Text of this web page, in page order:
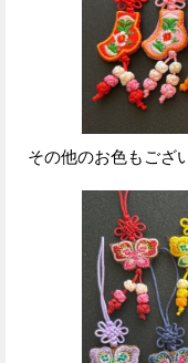
その他のお色もござ